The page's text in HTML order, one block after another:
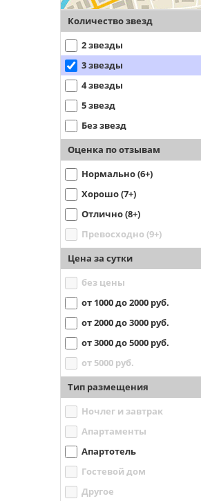
Количество звезд
2 звезды
3 звезды
4 звезды
5 звезд
Без звезд
Оценка по отзывам
Нормально (6+)
Хорошо (7+)
Отлично (8+)
Превосходно (9+)
Цена за сутки
без цены
от 1000 до 2000 руб.
от 2000 до 3000 руб.
от 3000 до 5000 руб.
от 5000 руб.
Тип размещения
Ночлег и завтрак
Апартаменты
Апартотель
Гостевой дом
Другое